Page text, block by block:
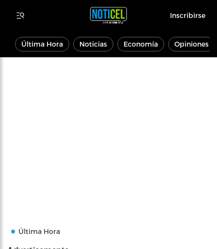
Inscribirse
Última Hora Noticias Economía Opiniones
Última Hora